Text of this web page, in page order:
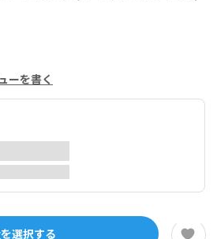
ーを書く
選択する